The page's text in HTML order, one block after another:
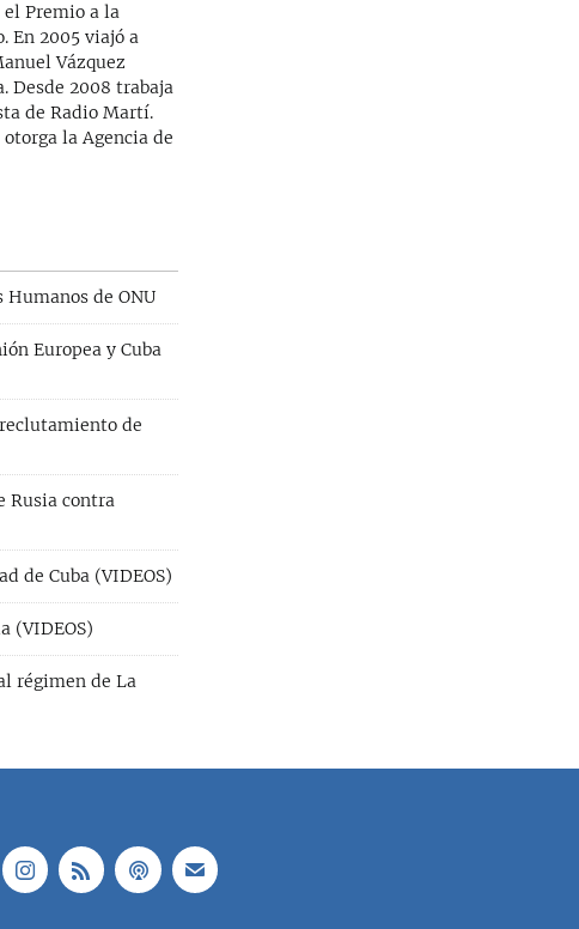
Premio a la
En 2005 viajó a
Vázquez
Desde 2008 trabaja
de Radio Martí.
la Agencia de
Humanos de ONU
Europea y Cuba
de
Rusia contra
de Cuba (VIDEOS)
(VIDEOS)
régimen de La